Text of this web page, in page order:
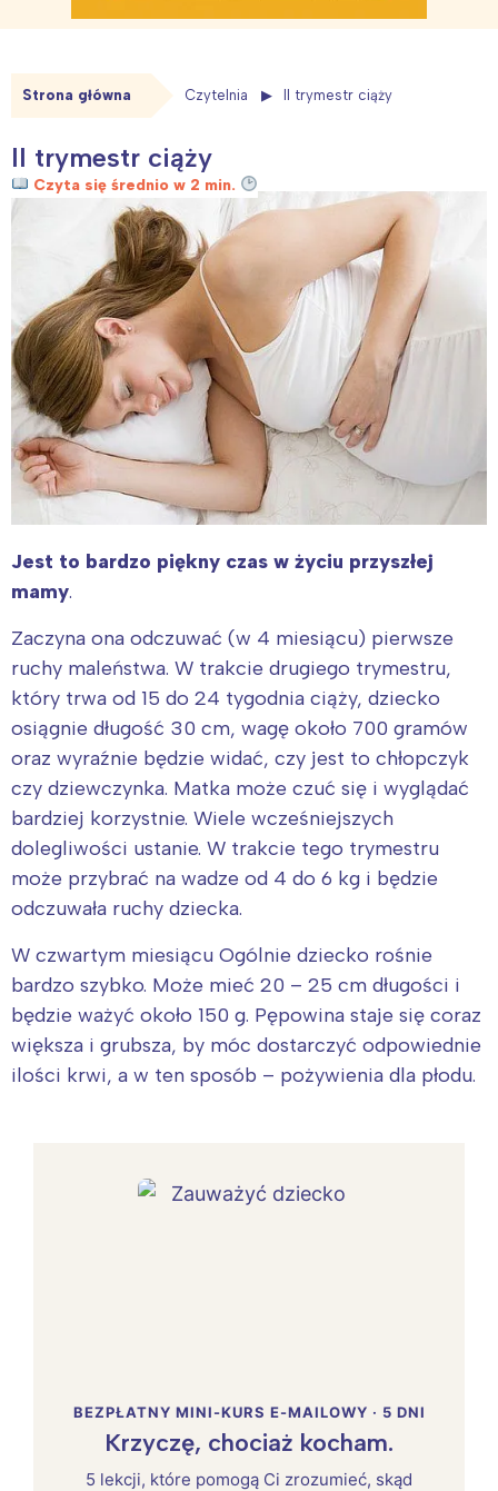
Strona główna Czytelnia II trymestr ciąży
II trymestr ciąży
Czyta się średnio w 2 min.
Jest to bardzo piękny czas w życiu przyszłej
mamy.
Zaczyna ona odczuwać (w 4 miesiącu) pierwsze
ruchy maleństwa. W trakcie drugiego trymestru,
który trwa od 15 do 24 tygodnia ciąży, dziecko
osiągnie długość 30 cm, wagę około 700 gramów
oraz wyraźnie będzie widać, czy jest to chłopczyk
czy dziewczynka. Matka może czuć się i wyglądać
bardziej korzystnie. Wiele wcześniejszych
dolegliwości ustanie. W trakcie tego trymestru
może przybrać na wadze od 4 do 6 kg i będzie
odczuwała ruchy dziecka.
W czwartym miesiącu Ogólnie dziecko rośnie
bardzo szybko. Może mieć 20 – 25 cm długości i
będzie ważyć około 150 g. Pępowina staje się coraz
większa i grubsza, by móc dostarczyć odpowiednie
ilości krwi, a w ten sposób – pożywienia dla płodu.
BEZPŁATNY MINI-KURS E-MAILOWY · 5 DNI
Krzyczę, chociaż kocham.
5 lekcji, które pomogą Ci zrozumieć, skąd